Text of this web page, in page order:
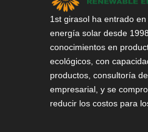
1st girasol ha entrado
energía solar desde
conocimientos en
ecológicos, con
productos, consultoría
empresarial, y se
reducir los costos para